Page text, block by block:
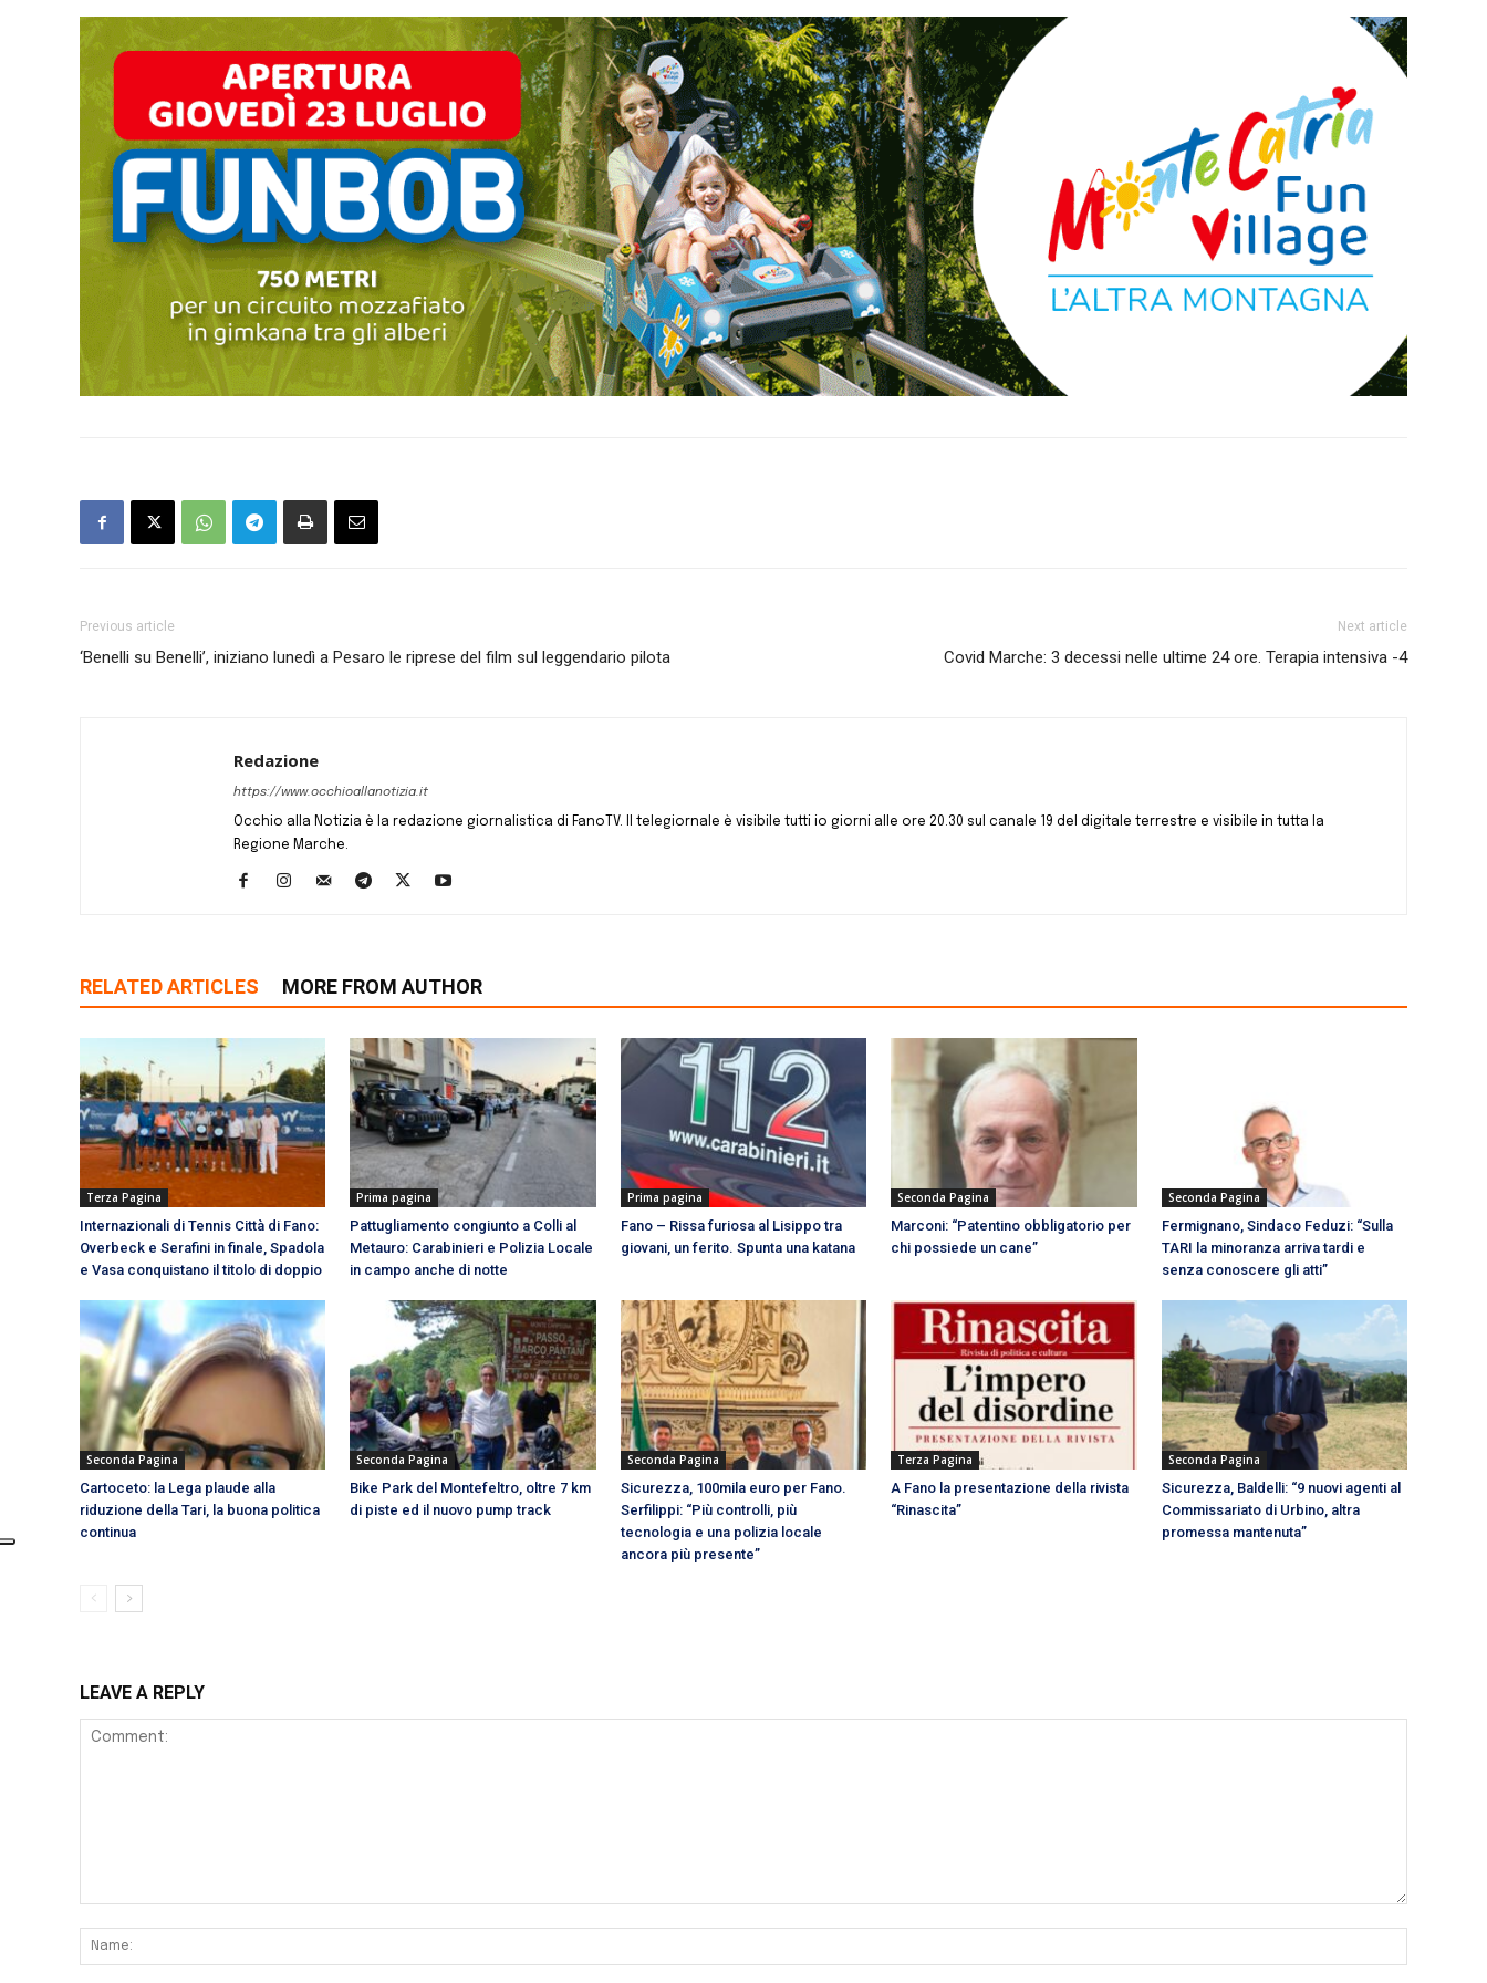
Previous article
‘Benelli su Benelli’, iniziano lunedì a Pesaro le riprese del film sul leggendario pilota
Next article
Covid Marche: 3 decessi nelle ultime 24 ore. Terapia intensiva -4
Redazione
https://www.occhioallanotizia.it
Occhio alla Notizia è la redazione giornalistica di FanoTV. Il telegiornale è visibile tutti io giorni alle ore 20.30 sul canale 19 del digitale terrestre e visibile in tutta la
Regione Marche.
RELATED ARTICLES MORE FROM AUTHOR
Terza Pagina
Internazionali di Tennis Città di Fano:
Overbeck e Serafini in finale, Spadola
e Vasa conquistano il titolo di doppio
Prima pagina
Pattugliamento congiunto a Colli al
Metauro: Carabinieri e Polizia Locale
in campo anche di notte
Prima pagina
Fano – Rissa furiosa al Lisippo tra
giovani, un ferito. Spunta una katana
Seconda Pagina
Marconi: “Patentino obbligatorio per
chi possiede un cane”
Seconda Pagina
Fermignano, Sindaco Feduzi: “Sulla
TARI la minoranza arriva tardi e
senza conoscere gli atti”
Seconda Pagina
Cartoceto: la Lega plaude alla
riduzione della Tari, la buona politica
continua
Seconda Pagina
Bike Park del Montefeltro, oltre 7 km
di piste ed il nuovo pump track
Seconda Pagina
Sicurezza, 100mila euro per Fano.
Serfilippi: “Più controlli, più
tecnologia e una polizia locale
ancora più presente”
Terza Pagina
A Fano la presentazione della rivista
“Rinascita”
Seconda Pagina
Sicurezza, Baldelli: “9 nuovi agenti al
Commissariato di Urbino, altra
promessa mantenuta”
LEAVE A REPLY